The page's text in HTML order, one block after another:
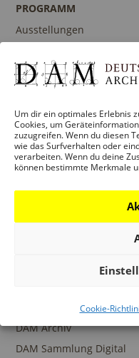
Um dir ein optimales Erlebnis
Cookies, um
zuzugreifen. Wenn du diesen
wie das Surfverhalten oder
verarbeiten. Wenn du deine
können bestimmte Merkmale
Cookie-
PROGRAMM
Ausstellungen
Architekturpreise
Publikationen
BILDUNG
Publikationen
SAMMLUNGEN
DAM Archiv
DAM Sammlung Digital